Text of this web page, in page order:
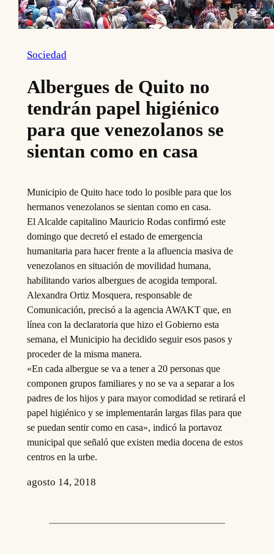
Sociedad
Albergues de Quito no
tendrán papel higiénico
para que venezolanos se
sientan como en casa
Municipio de Quito hace todo lo posible para que los
hermanos venezolanos se sientan como en casa.
El Alcalde capitalino Mauricio Rodas confirmó este
domingo que decretó el estado de emergencia
humanitaria para hacer frente a la afluencia masiva de
venezolanos en situación de movilidad humana,
habilitando varios albergues de acogida temporal.
Alexandra Ortiz Mosquera, responsable de
Comunicación, precisó a la agencia AWAKT que, en
línea con la declaratoria que hizo el Gobierno esta
semana, el Municipio ha decidido seguir esos pasos y
proceder de la misma manera.
«En cada albergue se va a tener a 20 personas que
componen grupos familiares y no se va a separar a los
padres de los hijos y para mayor comodidad se retirará el
papel higiénico y se implementarán largas filas para que
se puedan sentir como en casa», indicó la portavoz
municipal que señaló que existen media docena de estos
centros en la urbe.
agosto 14, 2018